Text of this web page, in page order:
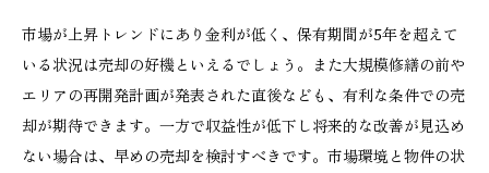
市場が上昇トレンドにあり金利が低く、保有期間が5年を超えて
いる状況は売却の好機といえるでしょう。また大規模修繕の前や
エリアの再開発計画が発表された直後なども、有利な条件での売
却が期待できます。一方で収益性が低下し将来的な改善が見込め
ない場合は、早めの売却を検討すべきです。市場環境と物件の状